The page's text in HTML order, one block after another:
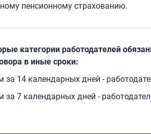
пенсионному страхованию.
категории работодателей
в иные сроки:
за 14 календарных дней -
за 7 календарных дней -